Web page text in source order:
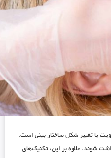
یا تغییر شکل ساختار بینی است.
شوند. علاوه بر این، تکنیک‌های